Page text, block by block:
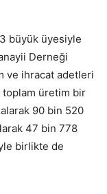
büyük üyesiyle
Derneği
ve ihracat adetleri
toplam üretim bir
90 bin 520
47 bin 778
birlikte de